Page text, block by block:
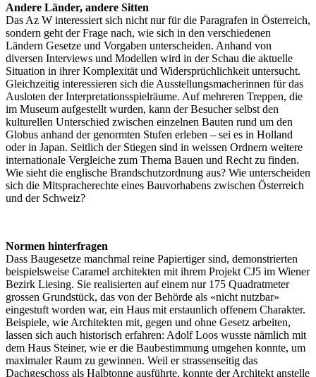
Andere Länder, andere Sitten
Das Az W interessiert sich nicht nur für die Paragrafen in Österreich,
sondern geht der Frage nach, wie sich in den verschiedenen
Ländern Gesetze und Vorgaben unterscheiden. Anhand von
diversen Interviews und Modellen wird in der Schau die aktuelle
Situation in ihrer Komplexität und Widersprüchlichkeit untersucht.
Gleichzeitig interessieren sich die Ausstellungsmacherinnen für das
Ausloten der Interpretationsspielräume. Auf mehreren Treppen, die
im Museum aufgestellt wurden, kann der Besucher selbst den
kulturellen Unterschied zwischen einzelnen Bauten rund um den
Globus anhand der genormten Stufen erleben – sei es in Holland
oder in Japan. Seitlich der Stiegen sind in weissen Ordnern weitere
internationale Vergleiche zum Thema Bauen und Recht zu finden.
Wie sieht die englische Brandschutzordnung aus? Wie unterscheiden
sich die Mitspracherechte eines Bauvorhabens zwischen Österreich
und der Schweiz?
Normen hinterfragen
Dass Baugesetze manchmal reine Papiertiger sind, demonstrierten
beispielsweise Caramel architekten mit ihrem Projekt CJ5 im Wiener
Bezirk Liesing. Sie realisierten auf einem nur 175 Quadratmeter
grossen Grundstück, das von der Behörde als «nicht nutzbar»
eingestuft worden war, ein Haus mit erstaunlich offenem Charakter.
Beispiele, wie Architekten mit, gegen und ohne Gesetz arbeiten,
lassen sich auch historisch erfahren: Adolf Loos wusste nämlich mit
dem Haus Steiner, wie er die Baubestimmung umgehen konnte, um
maximaler Raum zu gewinnen. Weil er strassenseitig das
Dachgeschoss als Halbtonne ausführte, konnte der Architekt anstelle